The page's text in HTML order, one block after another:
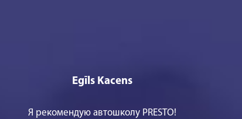
Egīls Kacens
Я рекомендую автошколу PRESTO!